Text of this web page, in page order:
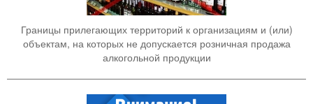
Границы прилегающих территорий к организациям и (или)
объектам, на которых не допускается розничная продажа
алкогольной продукции